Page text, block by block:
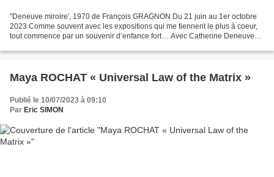
"Deneuve miroire', 1970 de François GRAGNON Du 21 juin au 1er octobre
2023 Comme souvent avec les expositions qui me tiennent le plus à coeur,
tout commence par un souvenir d’enfance fort… Avec Catherine Deneuve
Maya ROCHAT « Universal Law of the Matrix »
Publié le 10/07/2023 à 09:10
Par Eric SIMON